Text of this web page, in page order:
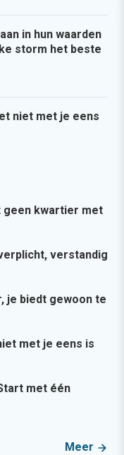
in hun waarden
storm het beste
niet met je eens
geen kwartier met
verstandig
je biedt gewoon te
met je eens is
met één
Meer